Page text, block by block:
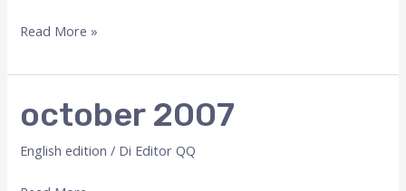
march
Read More »
october 2007
English edition / Di Editor QQ